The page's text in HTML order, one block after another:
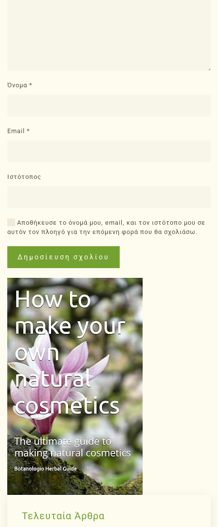
Όνομα *
Email *
Ιστότοπος
Αποθήκευσε το όνομά μου, email, και τον ιστότοπο μου σε
αυτόν τον πλοηγό για την επόμενη φορά που θα σχολιάσω.
Δημοσίευση σχολίου
Τελευταία Άρθρα